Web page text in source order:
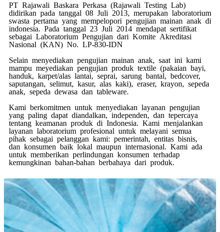
PT Rajawali Baskara Perkasa (Rajawali Testing Lab)
didirikan pada tanggal 08 Juli 2013, merupakan laboratorium
swasta pertama yang mempelopori pengujian mainan anak di
indonesia. Pada tanggal 23 Juli 2014 mendapat sertifikat
sebagai Laboratorium Pengujian dari Komite Akreditasi
Nasional (KAN) No. LP-830-IDN
Selain menyediakan pengujian mainan anak, saat ini kami
mampu meyediakan pengujian produk textile (pakaian bayi,
handuk, karpet/alas lantai, seprai, sarung bantal, bedcover,
saputangan, selimut, kasur, alas kaki), eraser, krayon, sepeda
anak, sepeda dewasa dan tableware.
Kami berkomitmen untuk menyediakan layanan pengujian
yang paling dapat diandalkan, independen, dan tepercaya
tentang keamanan produk di Indonesia. Kami menjalankan
layanan laboratorium profesional untuk melayani semua
pihak sebagai pelanggan kami: pemerintah, entitas bisnis,
dan konsumen baik lokal maupun internasional. Kami ada
untuk memberikan perlindungan konsumen terhadap
kemungkinan bahan-bahan berbahaya dari produk.